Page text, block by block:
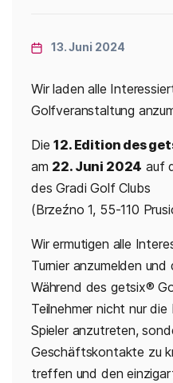
13. Juni 2024
Wir laden alle
Golfveranstaltung
Die12. Edition des
am 22. Juni 2024 auf
des Gradi Golf Clubs
(Brzeźno 1, 55-110
Wir ermutigen alle
Turnier anzumelden
Während des getsix®
Teilnehmer nicht nur
Spieler anzutreten,
Geschäftskontakte zu
treffen und den